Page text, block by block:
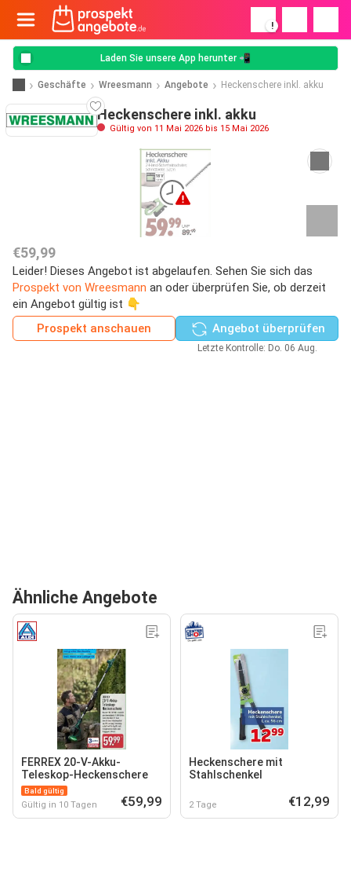
!
Laden Sie unsere App herunter 📲
Geschäfte Wreesmann Angebote Heckenschere inkl. akku
Heckenschere inkl. akku
Gültig von 11 Mai 2026 bis 15 Mai 2026
€59,99
Leider! Dieses Angebot ist abgelaufen. Sehen Sie sich das
Prospekt von Wreesmann an oder überprüfen Sie, ob derzeit
ein Angebot gültig ist 👇
Prospekt anschauen
Angebot überprüfen
Letzte Kontrolle: Do. 06 Aug.
Ähnliche Angebote
FERREX 20-V-Akku-
Teleskop-Heckenschere
Bald gültig
Gültig in 10 Tagen €59,99
Heckenschere mit
Stahlschenkel
2 Tage €12,99